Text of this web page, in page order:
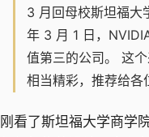
3 月回母校斯坦福大
年 3 月 1 日，
值第三的公司。 这
相当精彩，推荐给各
刚看了斯坦福大学商学